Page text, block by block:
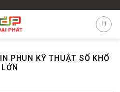
IN PHUN KỸ THUẬT SỐ KHỔ
LỚN